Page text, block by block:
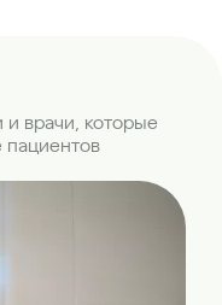
врачи, которые
пациентов